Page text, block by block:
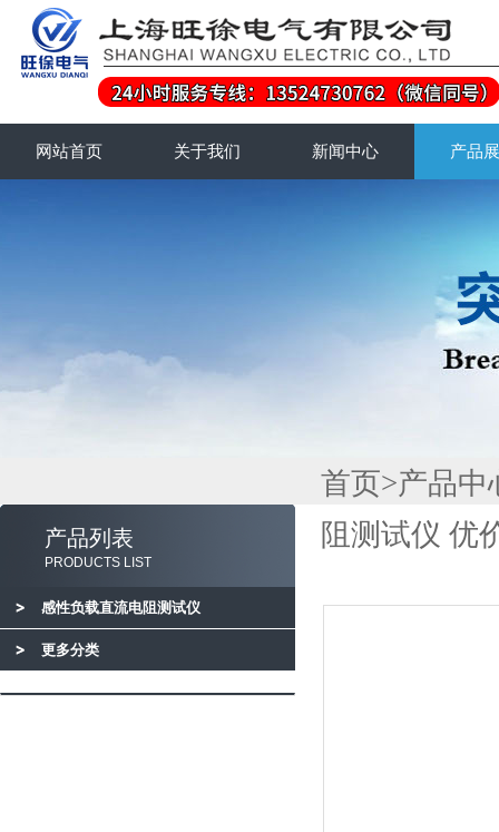
网站首页 关于我们 新闻中心 产品
产品列表
PRODUCTS LIST
感性负载直流电阻测试仪
更多分类
首页>产品中
阻测试仪 优